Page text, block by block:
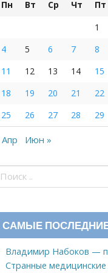
Пн Вт Ср Чт Пт
1
4
5 6 7 8
11
12 13 14 15
18
19 20 21 22
25
26 27 28 29
Апр Июн »
САМЫЕ
Владимир Набоков —
Странные